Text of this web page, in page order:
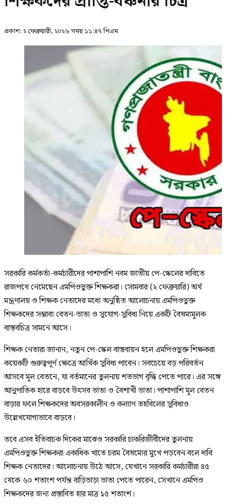
প্রকাশ: ২ ফেব্রুয়ারী, ২০২৬ সময় ১১:৪৭ পিএম
সরকারি কর্মকর্তা-কর্মচারীদের পাশাপাশি নবম জাতীয় পে-স্কেলের দাবিতে
রাজপথে নেমেছেন এমপিওভুক্ত শিক্ষকরা। সোমবার (২ ফেব্রুয়ারি) অর্থ
মন্ত্রণালয় ও শিক্ষক নেতাদের মধ্যে অনুষ্ঠিত আলোচনায় এমপিওভুক্ত
শিক্ষকদের সম্ভাব্য বেতন-ভাতা ও সুযোগ-সুবিধা নিয়ে একটি বৈষম্যমূলক
বাস্তবচিত্র সামনে আসে।
শিক্ষক নেতারা জানান, নতুন পে-স্কেল বাস্তবায়ন হলে এমপিওভুক্ত শিক্ষকরা
কয়েকটি গুরুত্বপূর্ণ ক্ষেত্রে আর্থিক সুবিধা পাবেন। সবচেয়ে বড় পরিবর্তন
আসবে মূল বেতনে, যা বর্তমানের তুলনায় শতভাগ বৃদ্ধি পেতে পারে। এর সঙ্গে
আনুপাতিক হারে বাড়বে উৎসব ভাতা ও বৈশাখী ভাতা। পাশাপাশি মূল বেতন
বাড়ার ফলে শিক্ষকদের অবসরকালীন ও কল্যাণ তহবিলের সুবিধাও
উল্লেখযোগ্যভাবে বাড়বে।
তবে এসব ইতিবাচক দিকের মাঝেও সরকারি চাকরিজীবীদের তুলনায়
এমপিওভুক্ত শিক্ষকরা একাধিক খাতে চরম বৈষম্যের মুখে পড়বেন বলে দাবি
শিক্ষক নেতাদের। আলোচনায় উঠে আসে, যেখানে সরকারি কর্মচারীরা ৪৫
থেকে ৬০ শতাংশ পর্যন্ত বাড়িভাড়া ভাতা পেতে পারেন, সেখানে এমপিও
শিক্ষকদের জন্য প্রস্তাবিত হার মাত্র ১৫ শতাংশ।